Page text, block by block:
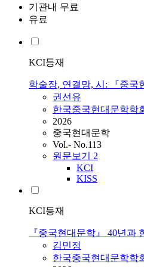
기관내 무료
유료
KCI등재
학술장, 연결망, 시: 『중국
권선유
한국중국현대문학학
2026
중국현대문학
Vol.- No.113
원문보기 2
KCI
KISS
KCI등재
『중국현대문학』 40년과
김민정
한국중국현대문학학